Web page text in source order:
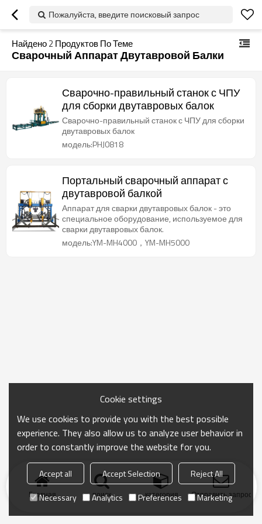
Пожалуйста, введите поисковый запрос
Найдено2 Продуктов По Теме
Сварочный Аппарат Двутавровой Балки
Сварочно-правильный станок с ЧПУ
для сборки двутавровых балок
Сварочно-правильный станок с ЧПУ для сборки
двутавровых балок
модель:PHJ0818
Портальный сварочный аппарат с
двутавровой балкой
Аппарат для сварки двутавровых балок - это
специальное оборудование, используемое для
сварки двутавровых балок.
модель:YM-MH4000，YM-MH5000
Главная поиск категория Отправить запрос
Cookie settings
We use cookies to provide you with the best possible
experience. They also allow us to analyze user behavior in
order to constantly improve the website for you.
Accept all Accept Selection
Reject All
Necessary
Analytics Preferences Marketing